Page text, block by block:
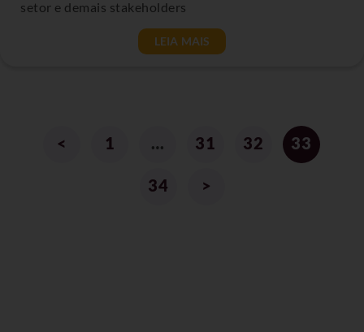
setor e demais stakeholders
LEIA MAIS
< 1 … 31 32 33
34 >